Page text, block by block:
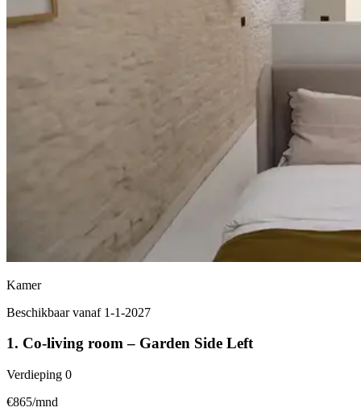
Kamer
Beschikbaar vanaf 1-1-2027
1. Co-living room – Garden Side Left
Verdieping 0
€865/mnd